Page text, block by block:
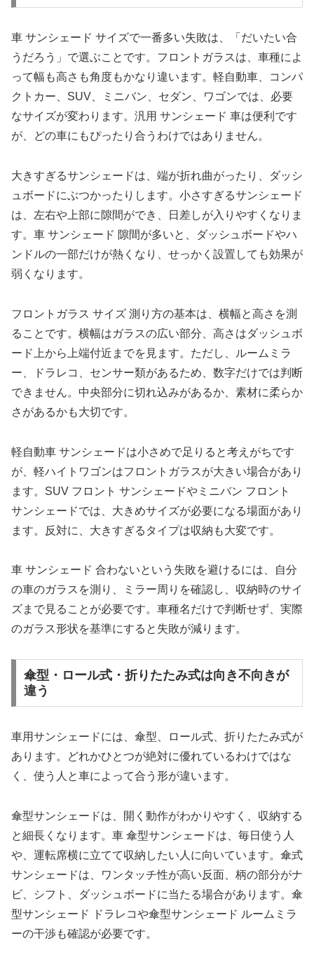
車 サンシェード サイズで一番多い失敗は、「だいたい合
うだろう」で選ぶことです。フロントガラスは、車種によ
って幅も高さも角度もかなり違います。軽自動車、コンパ
クトカー、SUV、ミニバン、セダン、ワゴンでは、必要
なサイズが変わります。汎用 サンシェード 車は便利です
が、どの車にもぴったり合うわけではありません。
大きすぎるサンシェードは、端が折れ曲がったり、ダッシ
ュボードにぶつかったりします。小さすぎるサンシェード
は、左右や上部に隙間ができ、日差しが入りやすくなりま
す。車 サンシェード 隙間が多いと、ダッシュボードやハ
ンドルの一部だけが熱くなり、せっかく設置しても効果が
弱くなります。
フロントガラス サイズ 測り方の基本は、横幅と高さを測
ることです。横幅はガラスの広い部分、高さはダッシュボ
ード上から上端付近までを見ます。ただし、ルームミラ
ー、ドラレコ、センサー類があるため、数字だけでは判断
できません。中央部分に切れ込みがあるか、素材に柔らか
さがあるかも大切です。
軽自動車 サンシェードは小さめで足りると考えがちです
が、軽ハイトワゴンはフロントガラスが大きい場合があり
ます。SUV フロント サンシェードやミニバン フロント
サンシェードでは、大きめサイズが必要になる場面があり
ます。反対に、大きすぎるタイプは収納も大変です。
車 サンシェード 合わないという失敗を避けるには、自分
の車のガラスを測り、ミラー周りを確認し、収納時のサイ
ズまで見ることが必要です。車種名だけで判断せず、実際
のガラス形状を基準にすると失敗が減ります。
傘型・ロール式・折りたたみ式は向き不向きが
違う
車用サンシェードには、傘型、ロール式、折りたたみ式が
あります。どれかひとつが絶対に優れているわけではな
く、使う人と車によって合う形が違います。
傘型サンシェードは、開く動作がわかりやすく、収納する
と細長くなります。車 傘型サンシェードは、毎日使う人
や、運転席横に立てて収納したい人に向いています。傘式
サンシェードは、ワンタッチ性が高い反面、柄の部分がナ
ビ、シフト、ダッシュボードに当たる場合があります。傘
型サンシェード ドラレコや傘型サンシェード ルームミラ
ーの干渉も確認が必要です。